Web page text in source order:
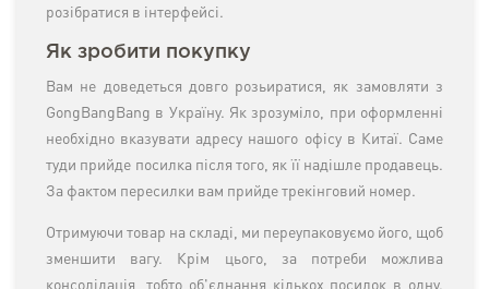
розібратися в інтерфейсі.
Як зробити покупку
Вам не доведеться довго розьиратися, як замовляти з
GongBangBang в Україну. Як зрозуміло, при оформленні
необхідно вказувати адресу нашого офісу в Китаї. Саме
туди прийде посилка після того, як її надішле продавець.
За фактом пересилки вам прийде трекінговий номер.
Отримуючи товар на складі, ми переупаковуємо його, щоб
зменшити вагу. Крім цього, за потреби можлива
консолідація, тобто об'єднання кількох посилок в одну.